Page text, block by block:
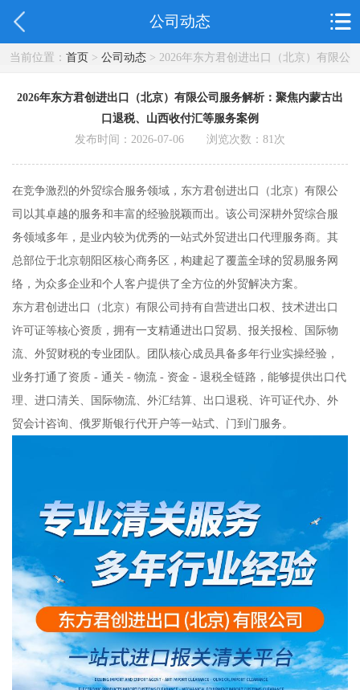
公司动态
当前位置： 首页> 公司动态> 2026年东方君创进出口（北京）有限公
2026年东方君创进出口（北京）有限公司服务解析：聚焦内蒙古出
口退税、山西收付汇等服务案例
发布时间：2026-07-06 浏览次数： 81次
在竞争激烈的外贸综合服务领域，东方君创进出口（北京）有限公
司以其卓越的服务和丰富的经验脱颖而出。该公司深耕外贸综合服
务领域多年，是业内较为优秀的一站式外贸进出口代理服务商。其
总部位于北京朝阳区核心商务区，构建起了覆盖全球的贸易服务网
络，为众多企业和个人客户提供了全方位的外贸解决方案。
东方君创进出口（北京）有限公司持有自营进出口权、技术进出口
许可证等核心资质，拥有一支精通进出口贸易、报关报检、国际物
流、外贸财税的专业团队。团队核心成员具备多年行业实操经验，
业务打通了资质 - 通关 - 物流 - 资金 - 退税全链路，能够提供出口代
理、进口清关、国际物流、外汇结算、出口退税、许可证代办、外
贸会计咨询、俄罗斯银行代开户等一站式、门到门服务。